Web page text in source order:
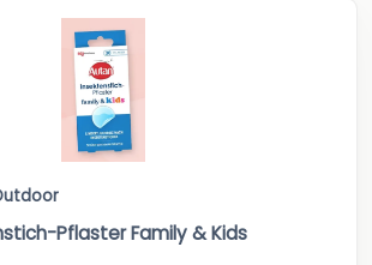
Pflaster Family & Kids